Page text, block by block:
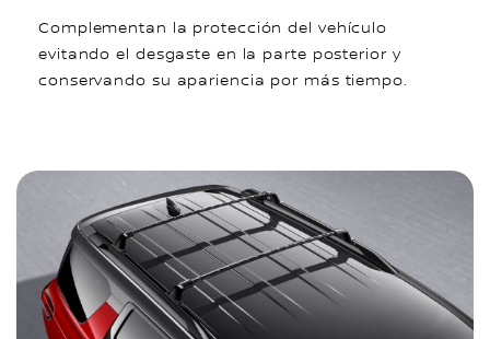
Complementan la protección del vehículo
evitando el desgaste en la parte posterior y
conservando su apariencia por más tiempo.